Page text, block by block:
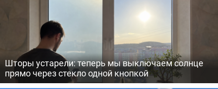
Шторы устарели: теперь мы выключаем солнце
прямо через стекло одной кнопкой